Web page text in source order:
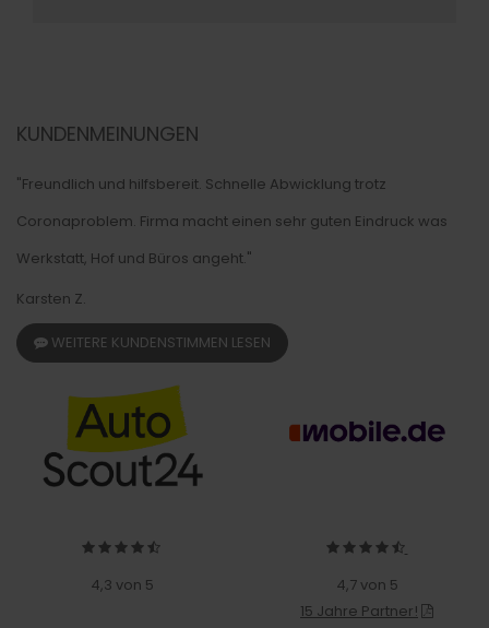
KUNDENMEINUNGEN
"Freundlich und hilfsbereit. Schnelle Abwicklung trotz
Coronaproblem. Firma macht einen sehr guten Eindruck was
Werkstatt, Hof und Büros angeht."
Karsten Z.
WEITERE KUNDENSTIMMEN LESEN
4,3 von 5
4,7 von 5
15 Jahre Partner!